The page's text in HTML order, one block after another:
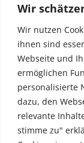
Wir
Wir nutzen
ihnen sind
Webseite und
ermöglichen
personalisierte
dazu, den
relevante
stimme zu"
FAQ
Kontakt
Social